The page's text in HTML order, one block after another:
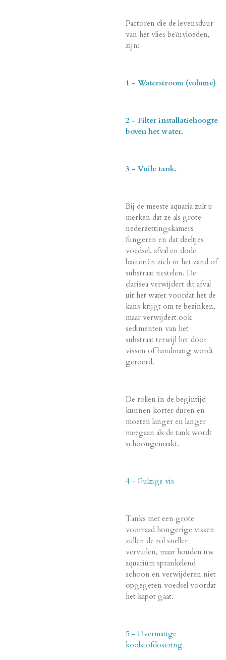
Factoren die de levensduur
van het vlies beïnvloeden,
zijn:
1 - Waterstroom (volume)
2 - Filter installatiehoogte
boven het water.
3 - Vuile tank.
Bij de meeste aquaria zult u
merken dat ze als grote
nederzettingskamers
fungeren en dat deeltjes
voedsel, afval en dode
bacteriën zich in het zand of
substraat nestelen. De
clarisea verwijdert dit afval
uit het water voordat het de
kans krijgt om te bezinken,
maar verwijdert ook
sedimenten van het
substraat terwijl het door
vissen of handmatig wordt
geroerd.
De rollen in de begintijd
kunnen korter duren en
moeten langer en langer
meegaan als de tank wordt
schoongemaakt.
4 - Gulzige vis
Tanks met een grote
voorraad hongerige vissen
zullen de rol sneller
vervuilen, maar houden uw
aquarium sprankelend
schoon en verwijderen niet
opgegeten voedsel voordat
het kapot gaat.
5 - Overmatige
koolstofdosering